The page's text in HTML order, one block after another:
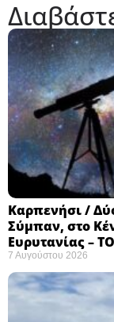
Καρπενήσι /
Σύμπαν, στο
Ευρυτανίας –
7 Αυγούστου 2026